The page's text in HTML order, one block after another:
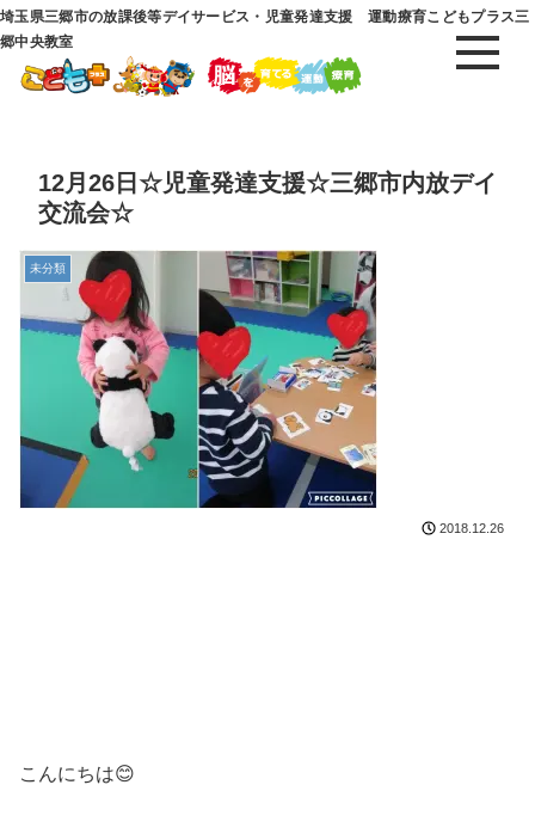
埼玉県三郷市の放課後等デイサービス・児童発達支援 運動療育こどもプラス三
郷中央教室
12月26日☆児童発達支援☆三郷市内放デイ
交流会☆
未分類
2018.12.26
こんにちは😊